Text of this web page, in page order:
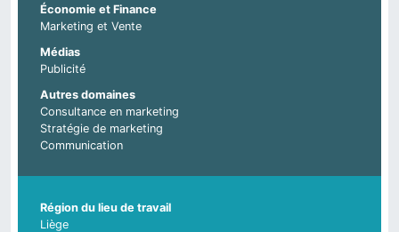
Économie et Finance
Marketing et Vente
Médias
Publicité
Autres domaines
Consultance en marketing
Stratégie de marketing
Communication
Région du lieu de travail
Liège